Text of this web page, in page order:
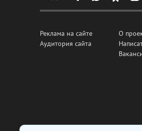
Реклама на сайте
Аудитория сайта
О